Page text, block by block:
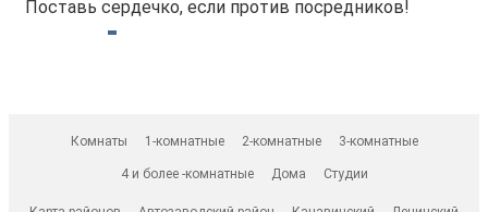
Поставь сердечко, если против посредников!
Комнаты 1-комнатные 2-комнатные 3-комнатные
4 и более -комнатные Дома Студии